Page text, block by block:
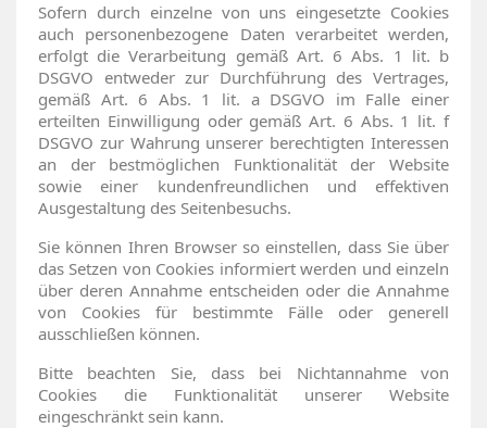
Sofern durch einzelne von uns eingesetzte Cookies
auch personenbezogene Daten verarbeitet werden,
erfolgt die Verarbeitung gemäß Art. 6 Abs. 1 lit. b
DSGVO entweder zur Durchführung des Vertrages,
gemäß Art. 6 Abs. 1 lit. a DSGVO im Falle einer
erteilten Einwilligung oder gemäß Art. 6 Abs. 1 lit. f
DSGVO zur Wahrung unserer berechtigten Interessen
an der bestmöglichen Funktionalität der Website
sowie einer kundenfreundlichen und effektiven
Ausgestaltung des Seitenbesuchs.
Sie können Ihren Browser so einstellen, dass Sie über
das Setzen von Cookies informiert werden und einzeln
über deren Annahme entscheiden oder die Annahme
von Cookies für bestimmte Fälle oder generell
ausschließen können.
Bitte beachten Sie, dass bei Nichtannahme von
Cookies die Funktionalität unserer Website
eingeschränkt sein kann.